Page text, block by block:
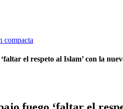
el respeto al Islam’ con la